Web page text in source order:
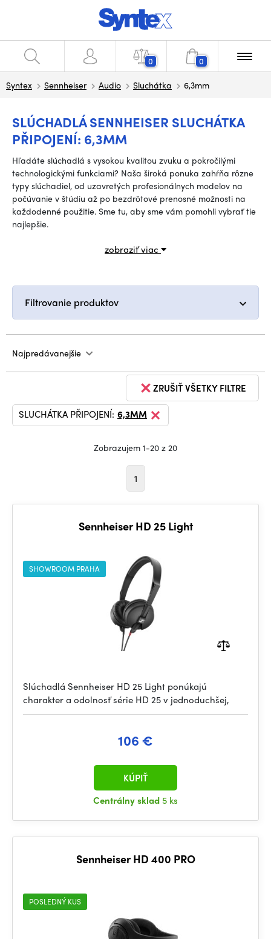
0 0
Syntex Sennheiser Audio Sluchátka 6,3mm
SLÚCHADLÁ SENNHEISER SLUCHÁTKA
PŘIPOJENÍ: 6,3MM
Hľadáte slúchadlá s vysokou kvalitou zvuku a pokročilými
technologickými funkciami? Naša široká ponuka zahŕňa rôzne
typy slúchadiel, od uzavretých profesionálnych modelov na
počúvanie v štúdiu až po bezdrôtové prenosné možnosti na
každodenné použitie. Sme tu, aby sme vám pomohli vybrať tie
najlepšie.
zobraziť viac
Filtrovanie produktov
Najpredávanejšie
ZRUŠIŤ VŠETKY FILTRE
SLUCHÁTKA PŘIPOJENÍ: 6,3MM
Zobrazujem 1-20 z 20
1
Sennheiser HD 25 Light
SHOWROOM PRAHA
Slúchadlá Sennheiser HD 25 Light ponúkajú
charakter a odolnosť série HD 25 v jednoduchšej,
106 €
Centrálny sklad 5 ks
KÚPIŤ
Sennheiser HD 400 PRO
POSLEDNÝ KUS